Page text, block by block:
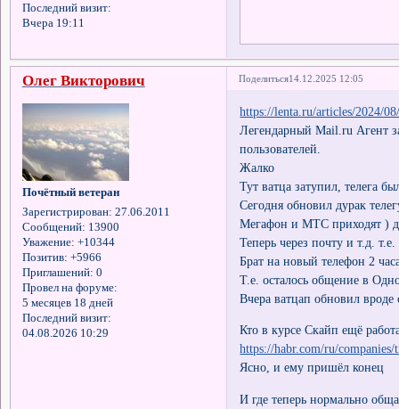
Последний визит:
Вчера 19:11
Поделиться14.12.2025 12:05
Олег Викторович
Почётный ветеран
Зарегистрирован: 27.06.2011
Сообщений: 13900
Уважение: +10344
Позитив: +5966
Приглашений: 0
Провел на форуме:
5 месяцев 18 дней
Последний визит:
04.08.2026 10:29
https://lenta.ru/articles/2024/
Легендарный Мail.ru Агент
пользователей.
Жалко
Тут ватца затупил, телега
Сегодня обновил дурак
Мегафон и МТС приходят )
Теперь через почту и т.д.
Брат на новый телефон 2
Т.е. осталось общение в
Вчера ватцап обновил вроде
Кто в курсе Скайп ещё
https://habr.com/ru/
Ясно, и ему пришёл конец
И где теперь нормально